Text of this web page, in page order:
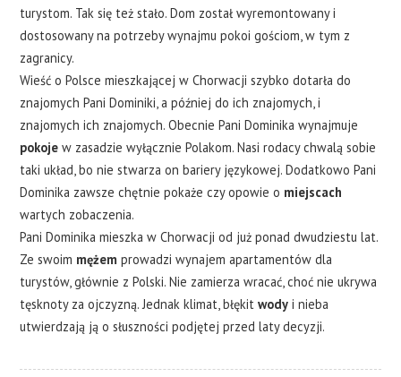
turystom. Tak się też stało. Dom został wyremontowany i
dostosowany na potrzeby wynajmu pokoi gościom, w tym z
zagranicy.
Wieść o Polsce mieszkającej w Chorwacji szybko dotarła do
znajomych Pani Dominiki, a później do ich znajomych, i
znajomych ich znajomych. Obecnie Pani Dominika wynajmuje
pokoje w zasadzie wyłącznie Polakom. Nasi rodacy chwalą sobie
taki układ, bo nie stwarza on bariery językowej. Dodatkowo Pani
Dominika zawsze chętnie pokaże czy opowie o miejscach
wartych zobaczenia.
Pani Dominika mieszka w Chorwacji od już ponad dwudziestu lat.
Ze swoim mężem prowadzi wynajem apartamentów dla
turystów, głównie z Polski. Nie zamierza wracać, choć nie ukrywa
tęsknoty za ojczyzną. Jednak klimat, błękitwody i nieba
utwierdzają ją o słuszności podjętej przed laty decyzji.